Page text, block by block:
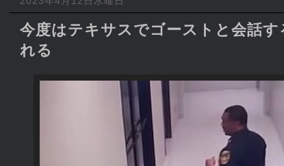
今度はテキサスでゴーストと会話す
れる